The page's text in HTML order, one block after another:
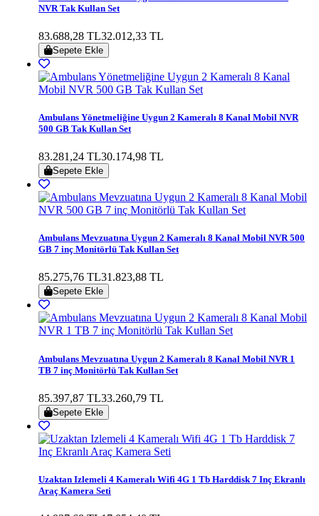
NVR Tak Kullan Set
83.688,28 TL32.012,33 TL
Sepete Ekle
Ambulans Yönetmeliğine Uygun 2 Kameralı 8 Kanal Mobil NVR
500 GB Tak Kullan Set
83.281,24 TL30.174,98 TL
Sepete Ekle
Ambulans Mevzuatına Uygun 2 Kameralı 8 Kanal Mobil NVR 500
GB 7 inç Monitörlü Tak Kullan Set
85.275,76 TL31.823,88 TL
Sepete Ekle
Ambulans Mevzuatına Uygun 2 Kameralı 8 Kanal Mobil NVR 1
TB 7 inç Monitörlü Tak Kullan Set
85.397,87 TL33.260,79 TL
Sepete Ekle
Uzaktan Izlemeli 4 Kameralı Wifi 4G 1 Tb Harddisk 7 Inç Ekranlı
Araç Kamera Seti